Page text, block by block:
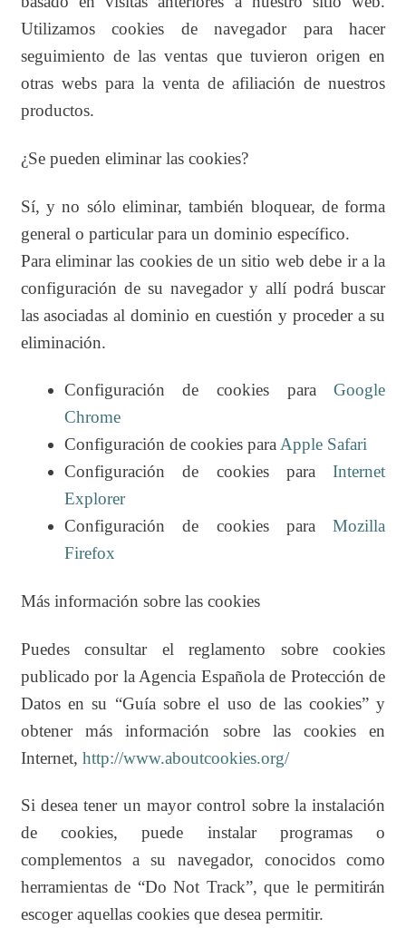
Utilizamos cookies de navegador para hacer
seguimiento de las ventas que tuvieron origen en
otras webs para la venta de afiliación de nuestros
productos.
¿Se pueden eliminar las cookies?
Sí, y no sólo eliminar, también bloquear, de forma
general o particular para un dominio específico.
Para eliminar las cookies de un sitio web debe ir a la
configuración de su navegador y allí podrá buscar
las asociadas al dominio en cuestión y proceder a su
eliminación.
Configuración de cookies paraGoogle
Chrome
Configuración de cookies paraApple Safari
Configuración de cookies paraInternet
Explorer
Configuración de cookies paraMozilla
Firefox
Más información sobre las cookies
Puedes consultar el reglamento sobre cookies
publicado por la Agencia Española de Protección de
Datos en su “Guía sobre el uso de las cookies” y
obtener más información sobre las cookies en
Internet, http://www.aboutcookies.org/
Si desea tener un mayor control sobre la instalación
de cookies, puede instalar programas o
complementos a su navegador, conocidos como
herramientas de “Do Not Track”, que le permitirán
escoger aquellas cookies que desea permitir.